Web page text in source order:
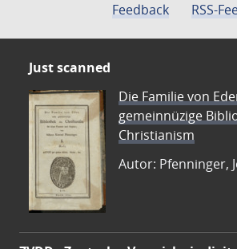
Feedback
RSS-
Just scanned
Die Familie von
gemeinnüzige
Christianism
Autor: Pfenninger,